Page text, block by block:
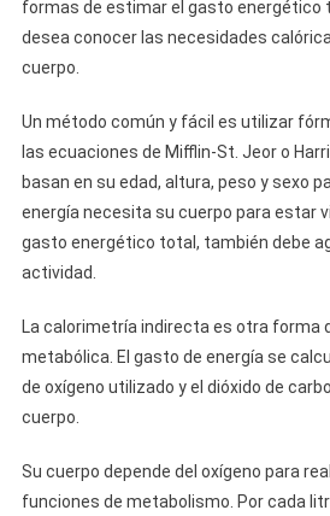
formas de estimar el gasto energético
desea conocer las necesidades
cuerpo.
Un método común y fácil es utilizar
las ecuaciones de Mifflin-St. Jeor o
basan en su edad, altura, peso y sexo
energía necesita su cuerpo para estar
gasto energético total, también debe
actividad.
La calorimetría indirecta es otra forma
metabólica. El gasto de energía se
de oxígeno utilizado y el dióxido de
cuerpo.
Su cuerpo depende del oxígeno para
funciones de metabolismo. Por cada